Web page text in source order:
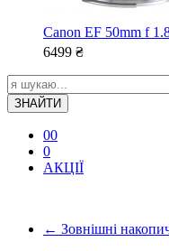
Canon EF 50mm f
6499 ₴
ЗНАЙТИ
00
0
АКЦІЇ
← Зовнішні